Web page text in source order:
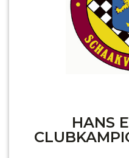
HANS